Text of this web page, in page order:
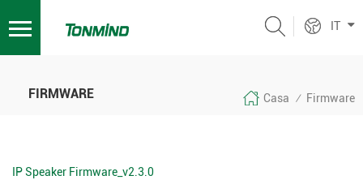
IT
FIRMWARE Casa / Firmware
IP Speaker Firmware_v2.3.0